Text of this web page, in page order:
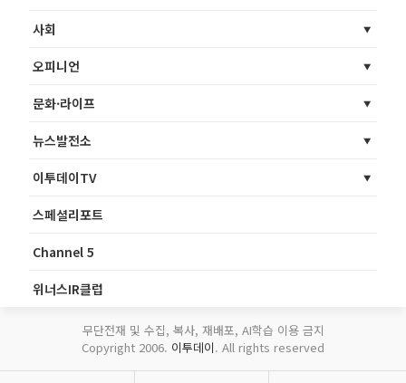
사회
오피니언
문화·라이프
뉴스발전소
이투데이TV
스페셜리포트
Channel 5
위너스IR클럽
무단전재 및 수집, 복사, 재배포, AI학습 이용 금지
Copyright 2006. 이투데이. All rights reserved